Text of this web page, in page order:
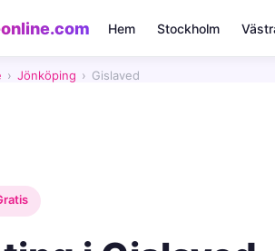
Hem Stockholm
› Jönköping › Gislaved